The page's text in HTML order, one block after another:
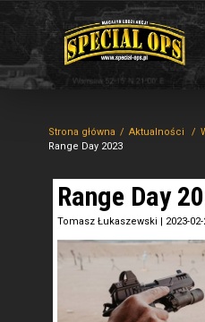
Strona główna Aktualności
Range Day 2023
Range Day
Tomasz Łukaszewski | 2023-